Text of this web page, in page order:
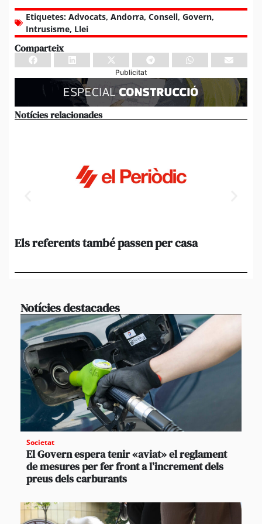
Etiquetes: Advocats, Andorra, Consell, Govern,
Intrusisme, Llei
Comparteix
Publicitat
Notícies relacionades
Els referents també passen per casa
Notícies destacades
Societat
El Govern espera tenir «aviat» el reglament
de mesures per fer front a l’increment dels
preus dels carburants